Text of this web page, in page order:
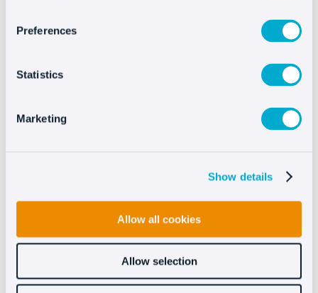
Preferences
Statistics
Marketing
Show details
Allow all cookies
Allow selection
in modo che possa consigliare vini e
trovare l’opzione migliore in base alle loro
per sapernedi più
Evitare che chatGPT esca dai parametri che si
sono definiti nel prompt è essenziale per
garantire un’esperienza utente fluida e coerente.
Quando parliamo di perdite, intendiamo dire che
il bot non si discosta dallo script o dal contesto
fornito quando serve il cliente. In altre parole,